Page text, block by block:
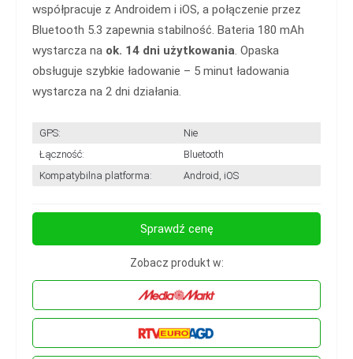
współpracuje z Androidem i iOS, a połączenie przez
Bluetooth 5.3 zapewnia stabilność. Bateria 180 mAh
wystarcza na ok. 14 dni użytkowania. Opaska
obsługuje szybkie ładowanie – 5 minut ładowania
wystarcza na 2 dni działania.
GPS:
Nie
Łączność:
Bluetooth
Kompatybilna platforma:
Android, iOS
Sprawdź cenę
Zobacz produkt w: